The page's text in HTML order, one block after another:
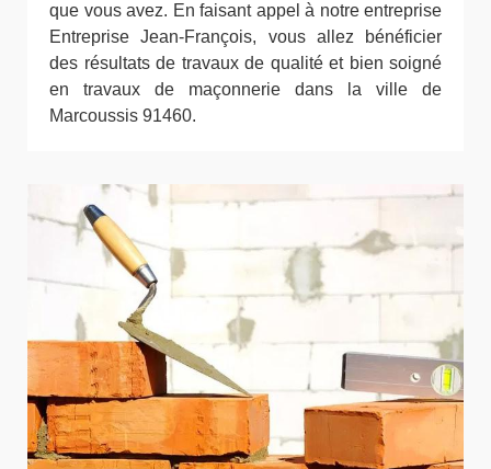
que vous avez. En faisant appel à notre entreprise
Entreprise Jean-François, vous allez bénéficier
des résultats de travaux de qualité et bien soigné
en travaux de maçonnerie dans la ville de
Marcoussis 91460.